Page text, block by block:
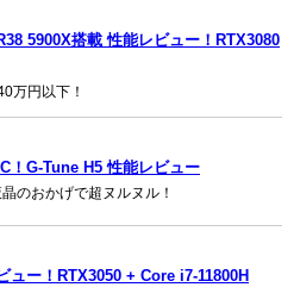
5900X搭載 性能レビュー！RTX3080
万円以下！
！G-Tune H5 性能レビュー
のおかげで超ヌルヌル！
ュー！RTX3050 + Core i7-11800H